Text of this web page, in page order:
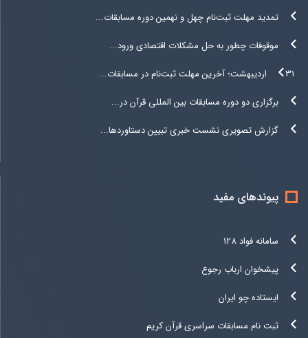
تمدید مهلت ثبت‌نام چهل و نهمین دوره مسابقات...
موقوفات چطور به حل مشکلات اقتصادی ورود...
۳۱ اردیبهشت؛ آخرین مهلت ثبت‌نام در مسابقات...
برگزاری دو دوره مسابقات بین المللی قرآن در...
گزارش تصویری نشست خبری تبیین دستاوردها...
پیوندهای مفید
سامانه فواد 128
پیشخوان ارباب رجوع
ایستاده چو ایران
ثبت نام مسابقات سراسری قرآن کریم